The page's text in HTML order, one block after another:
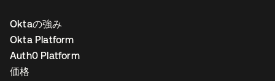
Oktaの強み
Okta Platform
Auth0 Platform
価格